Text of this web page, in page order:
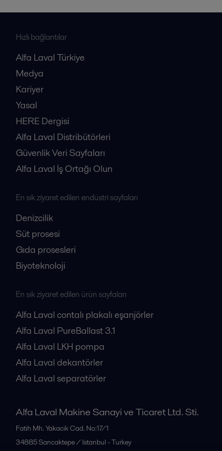
Hızlı bağlantılar
Alfa Laval Türkiye
Medya
Kariyer
Yasal
HERE Dergisi
Alfa Laval Distribütörleri
Güvenlik Veri Sayfaları
Alfa Laval İş Ortağı Olun
En sık ziyaret edilen endüstri sayfaları
Denizcilik
Süt prosesi
Gıda prosesleri
Biyoteknoloji
En sık ziyaret edilen ürün sayfaları
Alfa Laval contalı plakalı eşanjörler
Alfa Laval PureBallast 3.1
Alfa Laval LKH pompa
Alfa Laval dekantörler
Alfa Laval separatörler
Alfa Laval Makine Sanayi ve Ticaret Ltd. Sti.
Fatih Mh. Yakacik Cad. No:17/1
34885Sancaktepe / Istanbul - Turkey